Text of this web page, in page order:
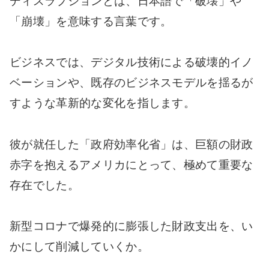
「崩壊」を意味する言葉です。
ビジネスでは、デジタル技術による破壊的イノ
ベーションや、既存のビジネスモデルを揺るが
すような革新的な変化を指します。
彼が就任した「政府効率化省」は、巨額の財政
赤字を抱えるアメリカにとって、極めて重要な
存在でした。
新型コロナで爆発的に膨張した財政支出を、い
かにして削減していくか。